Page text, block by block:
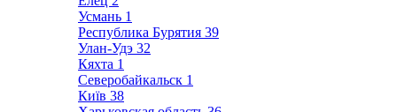
Усмань 1
Республика Бурятия 39
Улан-Удэ 32
Кяхта 1
Северобайкальск 1
Київ 38